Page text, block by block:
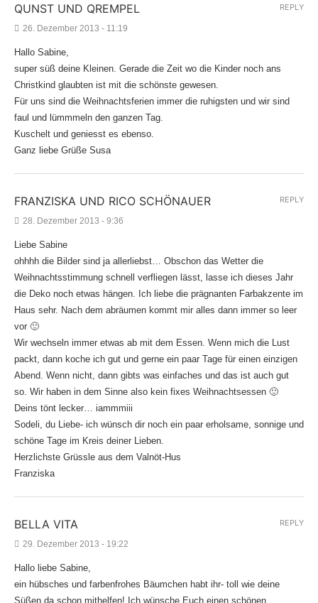
QUNST UND QREMPEL
26. Dezember 2013 - 11:19
Hallo Sabine,
super süß deine Kleinen. Gerade die Zeit wo die Kinder noch ans
Christkind glaubten ist mit die schönste gewesen.
Für uns sind die Weihnachtsferien immer die ruhigsten und wir sind
faul und lümmmeln den ganzen Tag.
Kuschelt und geniesst es ebenso.
Ganz liebe Grüße Susa
REPLY
FRANZISKA UND RICO SCHÖNAUER
28. Dezember 2013 - 9:36
Liebe Sabine
ohhhh die Bilder sind ja allerliebst… Obschon das Wetter die
Weihnachtsstimmung schnell verfliegen lässt, lasse ich dieses Jahr
die Deko noch etwas hängen. Ich liebe die prägnanten Farbakzente im
Haus sehr. Nach dem abräumen kommt mir alles dann immer so leer
vor 🙂
Wir wechseln immer etwas ab mit dem Essen. Wenn mich die Lust
packt, dann koche ich gut und gerne ein paar Tage für einen einzigen
Abend. Wenn nicht, dann gibts was einfaches und das ist auch gut
so. Wir haben in dem Sinne also kein fixes Weihnachtsessen 🙂
Deins tönt lecker… iammmiii
Sodeli, du Liebe- ich wünsch dir noch ein paar erholsame, sonnige und
schöne Tage im Kreis deiner Lieben.
Herzlichste Grüssle aus dem Valnöt-Hus
Franziska
REPLY
BELLA VITA
29. Dezember 2013 - 19:22
Hallo liebe Sabine,
ein hübsches und farbenfrohes Bäumchen habt ihr- toll wie deine
Süßen da schon mithelfen! Ich wünsche Euch einen schönen
REPLY